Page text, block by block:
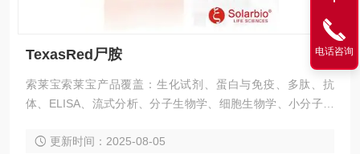
TexasRed尸胺
索莱宝索莱宝产品覆盖：生化试剂、蛋白与免疫、多肽、抗
体、ELISA、流式分析、分子生物学、细胞生物学、小分子化
析介质、磁珠、仪器和耗材、纳米材料、化学合成等 TexasRe
更新时间：2025-08-05
电话咨询